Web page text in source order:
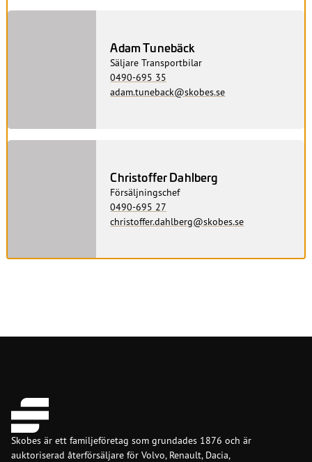
Adam Tunebäck
Säljare Transportbilar
0490-695 35
adam.tuneback@skobes.se
Christoffer Dahlberg
Försäljningschef
0490-695 27
christoffer.dahlberg@skobes.se
Skobes är ett familjeföretag som grundades 1876 och är
auktoriserad återförsäljare för Volvo, Renault, Dacia,